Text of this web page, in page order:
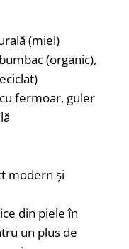
(miel)
(organic),
fermoar, guler
modern și
din piele în
un plus de